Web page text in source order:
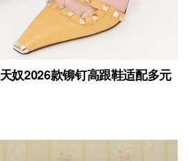
奴2026款铆钉高跟鞋适配多元